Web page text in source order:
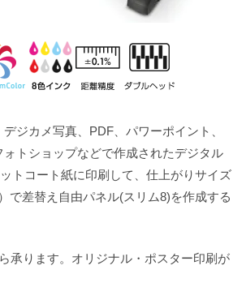
ジカメ写真、PDF、パワーポイント、
トショップなどで作成されたデジタル
トコート紙に印刷して、仕上がりサイズ
で差替え自由パネル(スリム8)を作成する
承ります。オリジナル・ポスター印刷が